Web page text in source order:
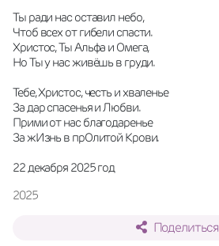
Ты ради нас оставил небо,
Чтоб всех от гибели спасти.
Христос, Ты Альфа и Омега,
Но Ты у нас живёшь в груди.
Тебе, Христос, честь и хваленье
За дар спасенья и Любви.
Прими от нас благодаренье
За жИзнь в прОлитой Крови.
22 декабря 2025 год
2025
Поделиться